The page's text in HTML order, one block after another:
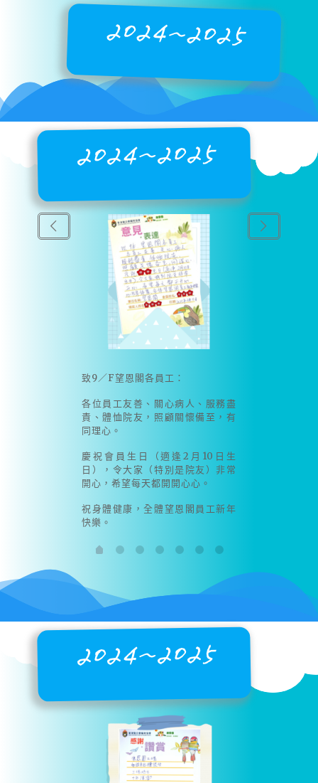
2024~2025
2024~2025
致9／F望恩閣各員工：
各位員工友善、關心病人、服務盡
責、體恤院友，照顧關懷備至，有
同理心。
慶祝會員生日（適逢2月10日生
日），令大家（特別是院友）非常
開心，希望每天都開開心心。
祝身體健康，全體望恩閣員工新年
快樂。
2024~2025